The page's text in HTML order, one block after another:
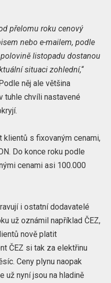
přelomu roku cenový
nebo e-mailem, podle
listopadu dostanou
situaci zohlední,“
něj ale většina
tuhle chvíli nastavené
klientů s fixovaným cenami,
Do konce roku podle
cenami asi 100.000
i ostatní dodavatelé
už oznámil například ČEZ,
nově platit
ČEZ si tak za elektřinu
Ceny plynu naopak
už nyní jsou na hladině